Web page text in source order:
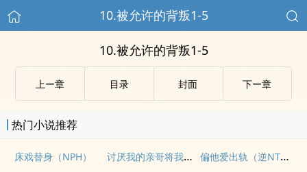
10.被允许的背叛1-5
10.被允许的背叛1-5
上ー章 目录 封面 下ー章
热门小说推荐
床戏替身（NPH） 讨厌我的亲哥将我强占了
偏他爱出轨（逆NTR）